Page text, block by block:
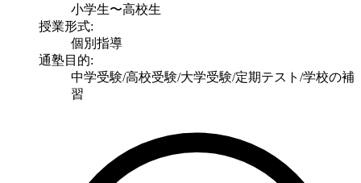
小学生〜高校生
授業形式:
個別指導
通塾目的:
中学受験/高校受験/大学受験/定期テスト/学校の補
習